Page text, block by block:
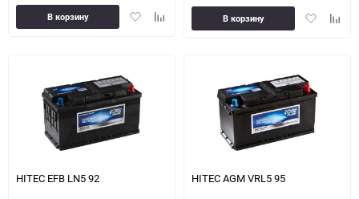
ДобавитьДобавить
В корзину
Добавить
В корзину
HITEC EFB LN5 92 HITEC AGM VRL5 95